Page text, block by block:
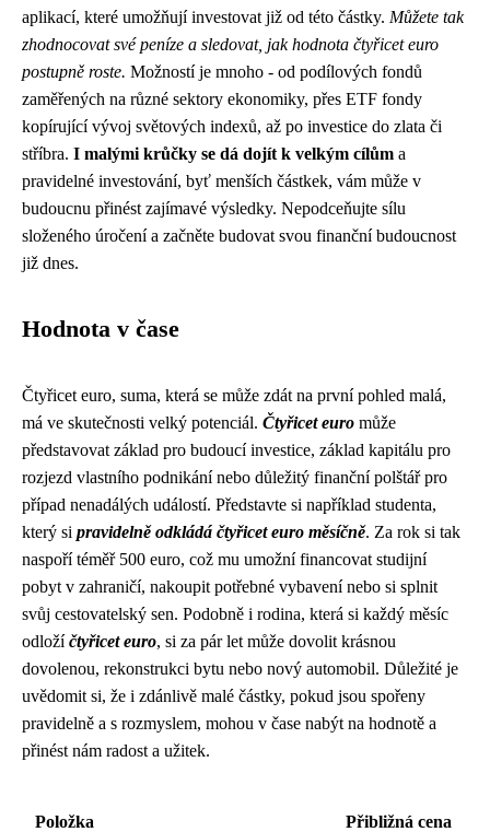
aplikací, které umožňují investovat již od této částky. Můžete tak
zhodnocovat své peníze a sledovat, jak hodnota čtyřicet euro
postupně roste. Možností je mnoho - od podílových fondů
zaměřených na různé sektory ekonomiky, přes ETF fondy
kopírující vývoj světových indexů, až po investice do zlata či
stříbra. I malými krůčky se dá dojít k velkým cílům a
pravidelné investování, byť menších částkek, vám může v
budoucnu přinést zajímavé výsledky. Nepodceňujte sílu
složeného úročení a začněte budovat svou finanční budoucnost
již dnes.
Hodnota v čase
Čtyřicet euro, suma, která se může zdát na první pohled malá,
má ve skutečnosti velký potenciál. Čtyřicet euro může
představovat základ pro budoucí investice, základ kapitálu pro
rozjezd vlastního podnikání nebo důležitý finanční polštář pro
případ nenadálých událostí. Představte si například studenta,
který si pravidelně odkládá čtyřicet euro měsíčně. Za rok si tak
naspoří téměř 500 euro, což mu umožní financovat studijní
pobyt v zahraničí, nakoupit potřebné vybavení nebo si splnit
svůj cestovatelský sen. Podobně i rodina, která si každý měsíc
odložíčtyřicet euro, si za pár let může dovolit krásnou
dovolenou, rekonstrukci bytu nebo nový automobil. Důležité je
uvědomit si, že i zdánlivě malé částky, pokud jsou spořeny
pravidelně a s rozmyslem, mohou v čase nabýt na hodnotě a
přinést nám radost a užitek.
Položka Přibližná cena